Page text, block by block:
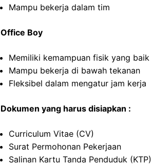
Mampu bekerja dalam tim
Office Boy
Memiliki kemampuan fisik yang baik
Mampu bekerja di bawah tekanan
Fleksibel dalam mengatur jam kerja
Dokumen yang harus disiapkan :
Curriculum Vitae (CV)
Surat Permohonan Pekerjaan
Salinan Kartu Tanda Penduduk (KTP)